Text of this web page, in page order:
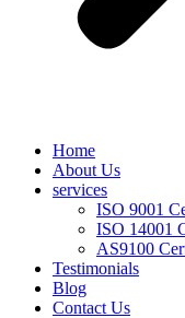
Home
About Us
services
ISO 9001
ISO 14001
AS9100
Testimonials
Blog
Contact Us